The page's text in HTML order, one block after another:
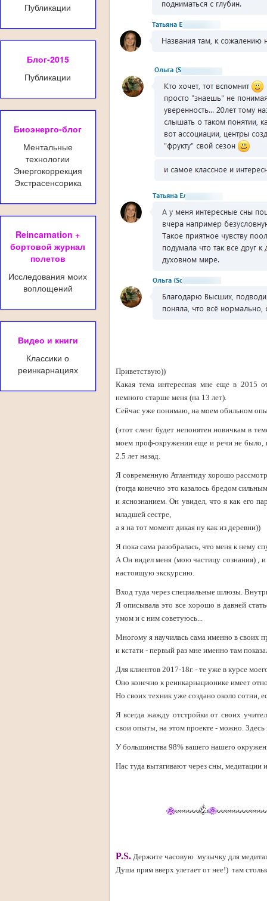
Публикации
Блог-2015
Публикации
Биоэнерго-блог
Ментальные
технологии
Энергокоррекция
Экстрасенсорика
Reincarnation +
бортовой журнал
полетов
Исследования моих
воплощений
Видео и книги
Классики о
реинкарнациях
Приветствую))
Какая тема интересная мне еще в 2015
немного старше меня (на 13 лет).
Сейчас уже понимаю, на моем обильном
(этот сленг будет непонятен новичкам в
моем проф-окружении еще и речи не было,
2.5 лет назад.
Я современную Атлантиду хорошо
(тогда конечно это казалось бредом
и яснознанием. Он увидел, что я как его
младшей сестре,
а я на тот момент дикая ну как из деревни))
Я пока сама разобралась, что меня к нему
А Он видел меня (мою частицу сознания) ,
настоящую экскурсию.
Вход туда через специальные шлюзы.
Я описывала это все хорошо в давней
умом и с ним советуюсь...
Многому я научилась сама именно в своих
и кстати - первый раз мне именно там
Для клиентов 2017-18г. - те уже в курсе
Оно конечно к реинкарнационике имеет
Но своих техник уже создано около сотни,
Я всегда жажду отстройки от своих
свои опыты, на этом проекте - можно. Здесь
У большинства 98% вашего нашего
Нас туда вытягивают через сны, медитации
P.S.Держите часовую музычку для
Душа прям вверх улетает от нее!) там